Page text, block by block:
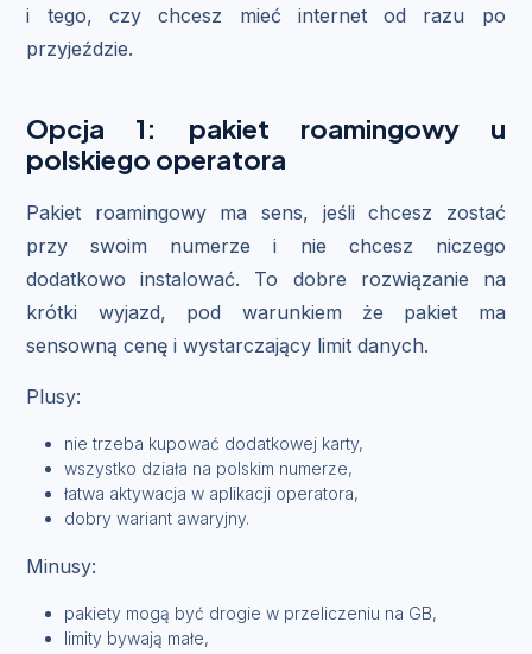
i tego, czy chcesz mieć internet od razu po
przyjeździe.
Opcja 1: pakiet roamingowy u
polskiego operatora
Pakiet roamingowy ma sens, jeśli chcesz zostać
przy swoim numerze i nie chcesz niczego
dodatkowo instalować. To dobre rozwiązanie na
krótki wyjazd, pod warunkiem że pakiet ma
sensowną cenę i wystarczający limit danych.
Plusy:
nie trzeba kupować dodatkowej karty,
wszystko działa na polskim numerze,
łatwa aktywacja w aplikacji operatora,
dobry wariant awaryjny.
Minusy:
pakiety mogą być drogie w przeliczeniu na GB,
limity bywają małe,